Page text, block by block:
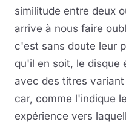
similitude entre deux
arrive à nous faire
c'est sans doute leur
qu'il en soit, le disque
avec des titres
car, comme l'indique
expérience vers